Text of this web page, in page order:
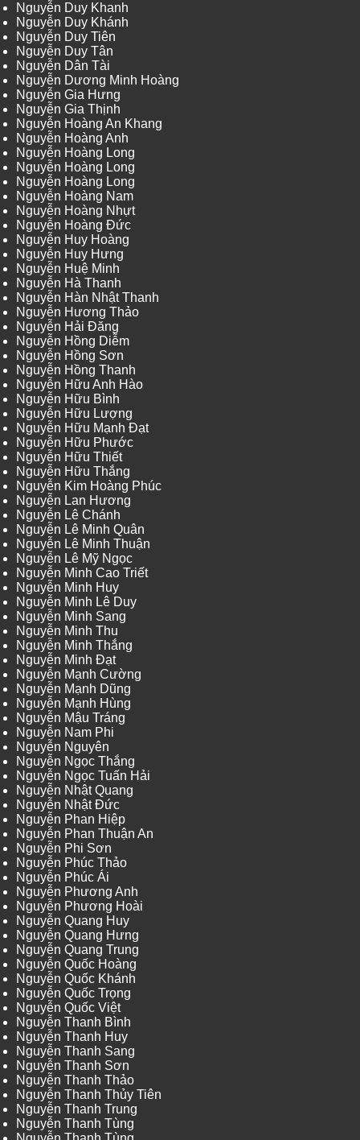
Nguyễn Duy Khanh
Nguyễn Duy Khánh
Nguyễn Duy Tiên
Nguyễn Duy Tân
Nguyễn Dân Tài
Nguyễn Dương Minh Hoàng
Nguyễn Gia Hưng
Nguyễn Gia Thịnh
Nguyễn Hoàng An Khang
Nguyễn Hoàng Anh
Nguyễn Hoàng Long
Nguyễn Hoàng Long
Nguyễn Hoàng Long
Nguyễn Hoàng Nam
Nguyễn Hoàng Nhựt
Nguyễn Hoàng Đức
Nguyễn Huy Hoàng
Nguyễn Huy Hưng
Nguyễn Huệ Minh
Nguyễn Hà Thanh
Nguyễn Hàn Nhật Thanh
Nguyễn Hương Thảo
Nguyễn Hải Đăng
Nguyễn Hồng Diễm
Nguyễn Hồng Sơn
Nguyễn Hồng Thanh
Nguyễn Hữu Anh Hào
Nguyễn Hữu Bình
Nguyễn Hữu Lượng
Nguyễn Hữu Mạnh Đạt
Nguyễn Hữu Phước
Nguyễn Hữu Thiết
Nguyễn Hữu Thắng
Nguyễn Kim Hoàng Phúc
Nguyễn Lan Hương
Nguyễn Lê Chánh
Nguyễn Lê Minh Quân
Nguyễn Lê Minh Thuận
Nguyễn Lê Mỹ Ngọc
Nguyễn Minh Cao Triết
Nguyễn Minh Huy
Nguyễn Minh Lê Duy
Nguyễn Minh Sang
Nguyễn Minh Thu
Nguyễn Minh Thắng
Nguyễn Minh Đạt
Nguyễn Mạnh Cường
Nguyễn Mạnh Dũng
Nguyễn Mạnh Hùng
Nguyễn Mậu Tráng
Nguyễn Nam Phi
Nguyễn Nguyên
Nguyễn Ngọc Thắng
Nguyễn Ngọc Tuấn Hải
Nguyễn Nhật Quang
Nguyễn Nhật Đức
Nguyễn Phan Hiệp
Nguyễn Phan Thuận An
Nguyễn Phi Sơn
Nguyễn Phúc Thảo
Nguyễn Phúc Ái
Nguyễn Phương Anh
Nguyễn Phương Hoài
Nguyễn Quang Huy
Nguyễn Quang Hưng
Nguyễn Quang Trung
Nguyễn Quốc Hoàng
Nguyễn Quốc Khánh
Nguyễn Quốc Trọng
Nguyễn Quốc Việt
Nguyễn Thanh Bình
Nguyễn Thanh Huy
Nguyễn Thanh Sang
Nguyễn Thanh Sơn
Nguyễn Thanh Thảo
Nguyễn Thanh Thủy Tiên
Nguyễn Thanh Trung
Nguyễn Thanh Tùng